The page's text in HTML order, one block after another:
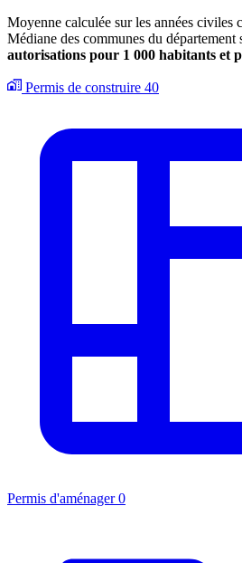
Moyenne calculée sur les années civiles
Médiane des communes du département
autorisations pour 1 000 habitants et
Permis de construire 40
Permis d'aménager 0